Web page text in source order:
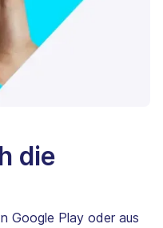
die
Google Play oder aus